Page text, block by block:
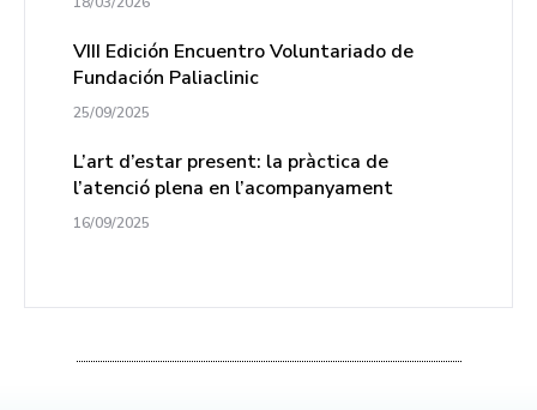
VIII Edición Encuentro Voluntariado de
Fundación Paliaclinic
25/09/2025
L’art d’estar present: la pràctica de
l’atenció plena en l’acompanyament
16/09/2025